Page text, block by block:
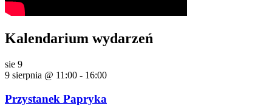
Kalendarium wydarzeń
sie 9
9 sierpnia @ 11:00 - 16:00
Przystanek Papryka